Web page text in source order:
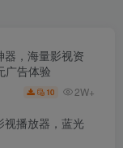
，海量影视资
广告体验
10 2W+
播放器，蓝光